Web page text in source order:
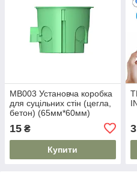
MB003 Установча коробка
для суцільних стін (цегла,
бетон) (65мм*60мм)
15 ₴
Купити